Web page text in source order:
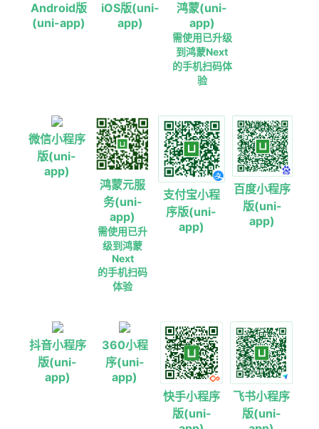
Android版
(uni-app)
iOS版(uni-
app)
鸿蒙(uni-
app)
需使用已升级
到鸿蒙Next
的手机扫码体
验
微信小程序
版(uni-
app)
鸿蒙元服
务(uni-
app)
需使用已升
级到鸿蒙
Next
的手机扫码
体验
支付宝小程
序版(uni-
app)
百度小程序
版(uni-
app)
抖音小程序
版(uni-
app)
360小程
序(uni-
app)
快手小程序
版(uni-
飞书小程序
版(uni-